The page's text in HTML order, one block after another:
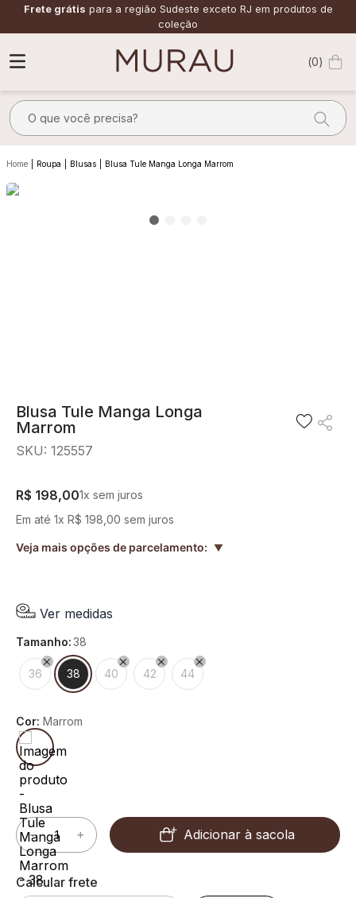
Frete grátis para a região Sudeste exceto RJ em produtos de
coleção
0
O que você precisa?
Roupa Blusas Blusa Tule Manga Longa Marrom
Blusa Tule Manga Longa
Marrom
SKU: 125557
R$ 198,001x sem juros
Em até 1x R$ 198 00 sem juros
Veja mais opções de parcelamento: ▲
Ver medidas
tamanho:38
36 38 40 42 44
Cor: Marrom
＋
－ Adicionar à sacola
10º blusa